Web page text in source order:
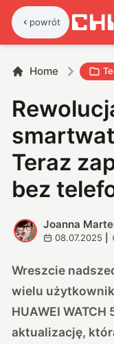
powrót
Home
Teraz
bez
J
Joanna
08.07.2025
Wreszcie
wielu
HUAWEI WATCH
aktualizację,